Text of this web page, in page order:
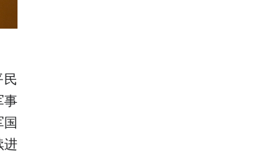
事
进